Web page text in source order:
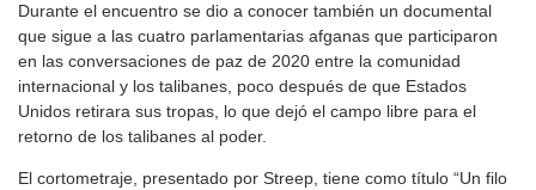
Durante el encuentro se dio a conocer también un documental
que sigue a las cuatro parlamentarias afganas que participaron
en las conversaciones de paz de 2020 entre la comunidad
internacional y los talibanes, poco después de que Estados
Unidos retirara sus tropas, lo que dejó el campo libre para el
retorno de los talibanes al poder.
El cortometraje, presentado por Streep, tiene como título “Un filo